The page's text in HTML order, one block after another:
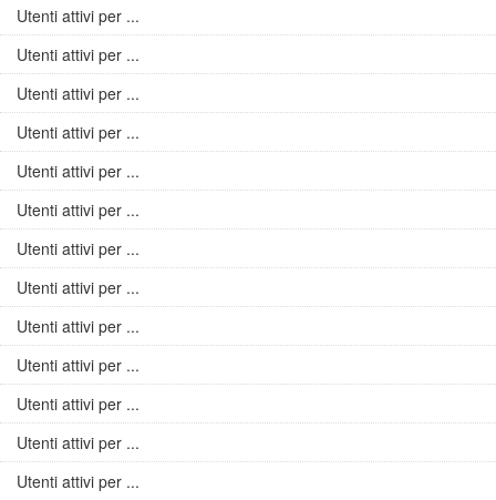
Utenti attivi per ...
Utenti attivi per ...
Utenti attivi per ...
Utenti attivi per ...
Utenti attivi per ...
Utenti attivi per ...
Utenti attivi per ...
Utenti attivi per ...
Utenti attivi per ...
Utenti attivi per ...
Utenti attivi per ...
Utenti attivi per ...
Utenti attivi per ...